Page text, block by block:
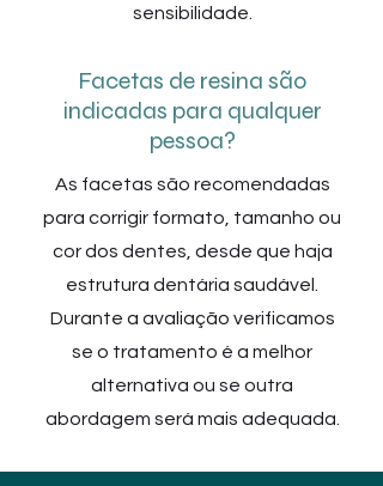
sensibilidade.
Facetas de resina são
indicadas para qualquer
pessoa?
As facetas são recomendadas
para corrigir formato, tamanho ou
cor dos dentes, desde que haja
estrutura dentária saudável.
Durante a avaliação verificamos
se o tratamento é a melhor
alternativa ou se outra
abordagem será mais adequada.